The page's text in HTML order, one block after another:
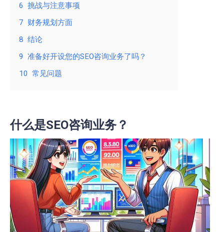
6 挑战与注意事项
7 财务规划方面
8 结论
9 准备好开设您的SEO咨询业务了吗？
10 常见问题
什么是SEO咨询业务？